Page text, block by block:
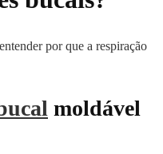
por que a respiração
moldável